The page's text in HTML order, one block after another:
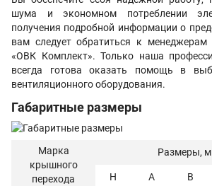
шума и экономном потреблении
получения подробной информации о
вам следует обратиться к менеджерам
«ОВК Комплект». Только наша
всегда готова оказать помощь в
вентиляционного оборудования.
Габаритные размеры
Марка
крышного
перехода
Размеры,
Н А В